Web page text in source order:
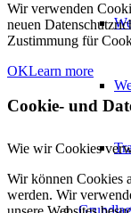
Wir verwenden
neuen
Zustimmung für
OKLearn more
Cookie- und
Wie wir Cookies
Wir können Cookies
werden. Wir